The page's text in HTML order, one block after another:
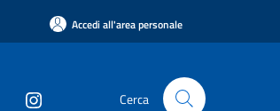
Accedi all'area personale
Cerca